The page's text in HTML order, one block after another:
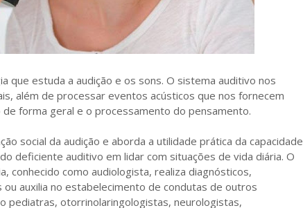
que estuda a audição e os sons. O sistema auditivo nos
além de processar eventos acústicos que nos fornecem
de forma geral e o processamento do pensamento.
social da audição e aborda a utilidade prática da capacidade
deficiente auditivo em lidar com situações de vida diária. O
conhecido como audiologista, realiza diagnósticos,
auxilia no estabelecimento de condutas de outros
pediatras, otorrinolaringologistas, neurologistas,